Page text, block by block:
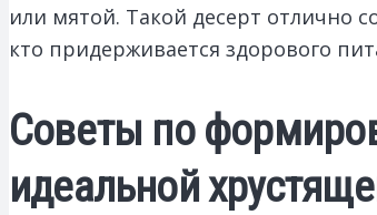
или мятой. Такой десерт отлично
кто придерживается здорового
Советы по
идеальной